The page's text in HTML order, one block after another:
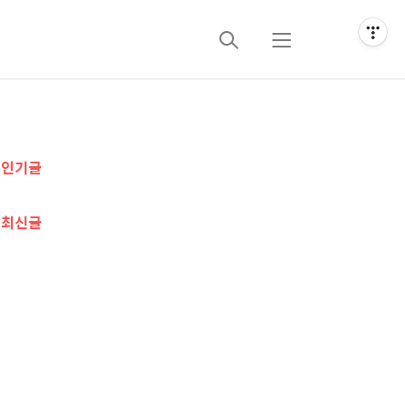
검
메
추
정
인기글
최신글